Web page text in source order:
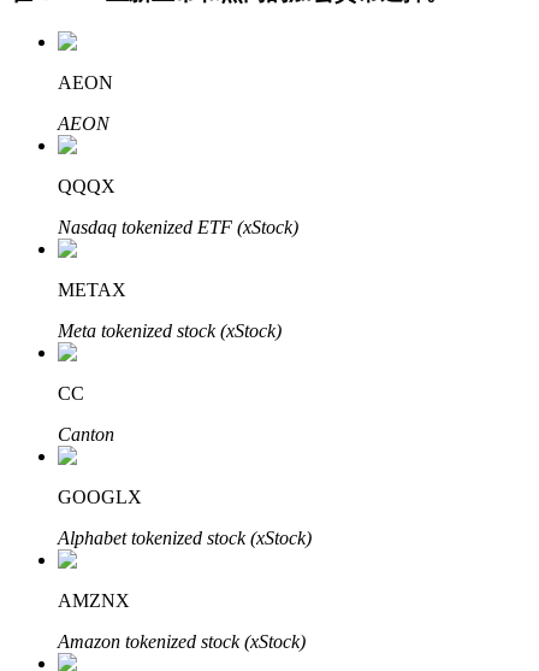
定投理财
了解如何賺取穩定收入
Bitrue AI
AEON
AEON
QQQX
Nasdaq tokenized ETF (xStock)
METAX
Meta tokenized stock (xStock)
CC
Canton
GOOGLX
Alphabet tokenized stock (xStock)
AMZNX
Amazon tokenized stock (xStock)